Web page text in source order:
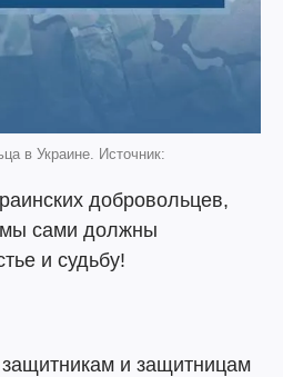
в Украине. Источник:
добровольцев,
сами должны
и судьбу!
и защитницам